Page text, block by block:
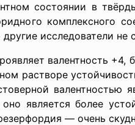
состоянии в
комплексного
исследователи не
валентность +4,
растворе
валентностью
является более
— очень